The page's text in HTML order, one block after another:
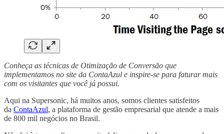
Conheça as técnicas de Otimização de Conversão que
implementamos no site da ContaAzul e inspire-se para faturar mais
com os visitantes que você já possui.
Aqui na Supersonic, há muitos anos, somos clientes satisfeitos
da ContaAzul, a plataforma de gestão empresarial que atende a mais
de 800 mil negócios no Brasil.